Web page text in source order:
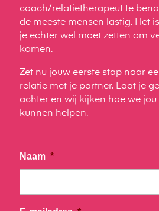
coach/relatietherapeut te
de meeste mensen lastig. Het
je echter wel moet zetten om
komen.
Zet nu jouw eerste stap naar
relatie met je partner. Laat je
achter en wij kijken hoe we jou
kunnen helpen.
Naam *